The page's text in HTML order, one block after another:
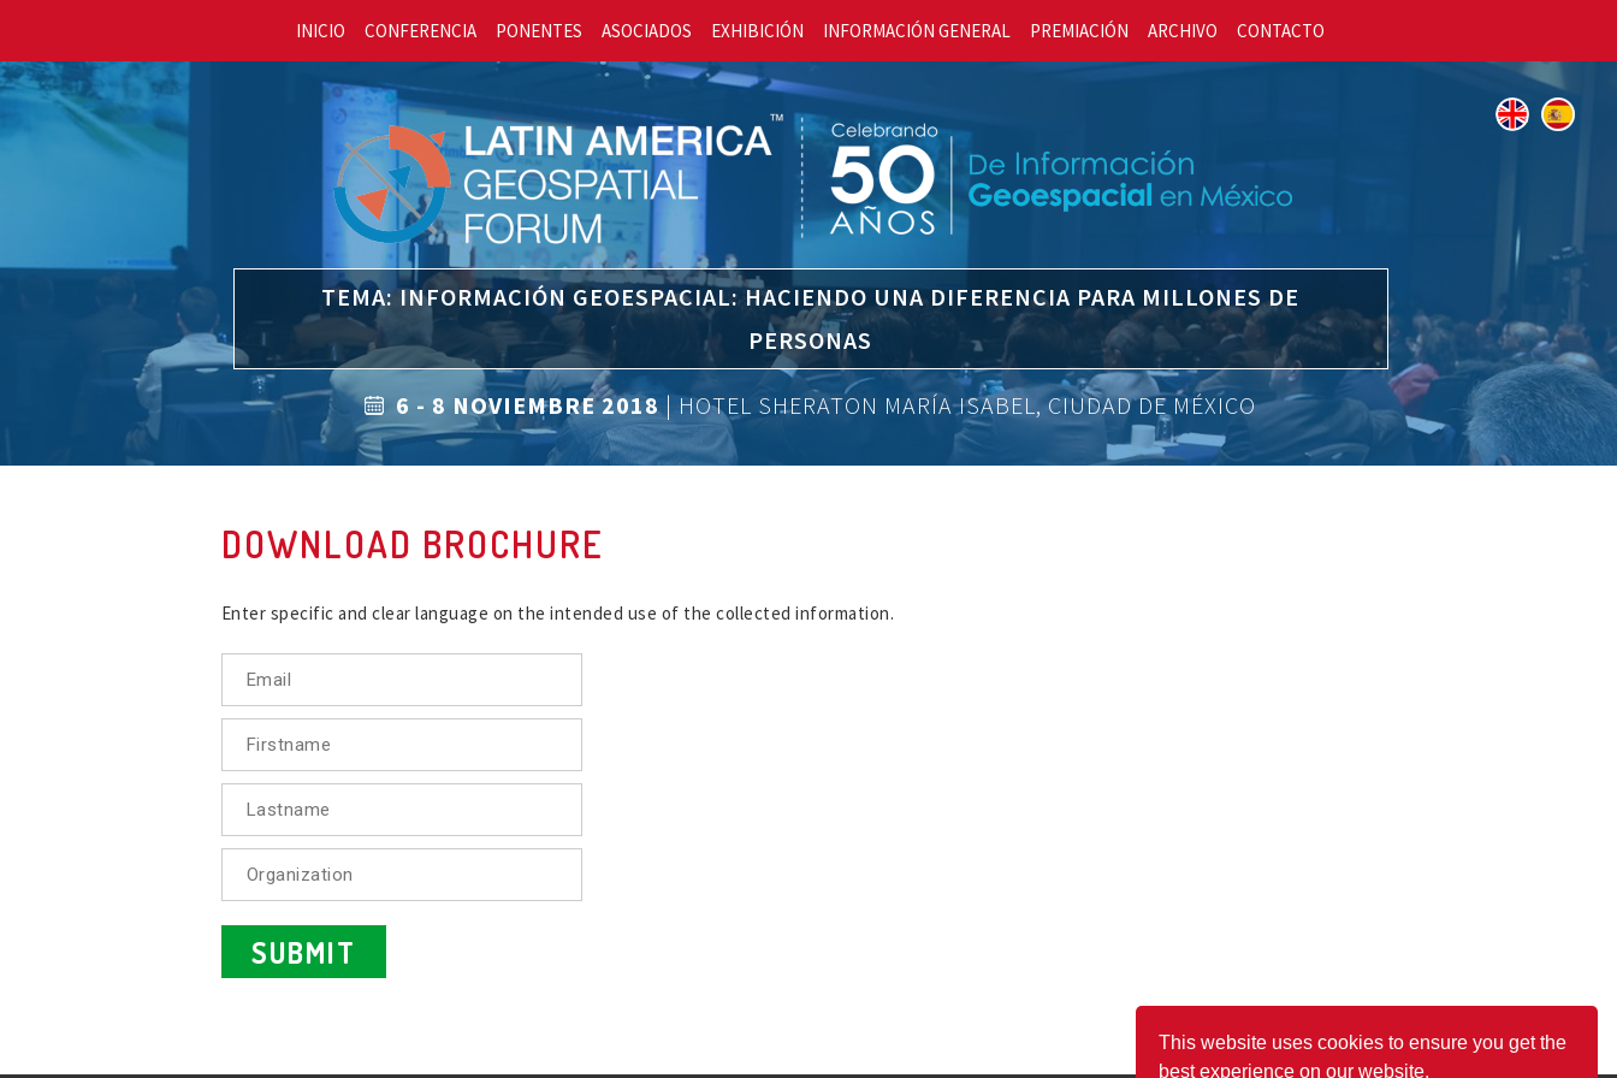
This website uses cookies to ensure you get the
best experience on our website.
INICIO CONFERENCIA PONENTES ASOCIADOS EXHIBICIÓN INFORMACIÓN GENERAL PREMIACIÓN ARCHIVO CONTACTO
TEMA: INFORMACIÓN GEOESPACIAL: HACIENDO UNA DIFERENCIA PARA MILLONES DE
PERSONAS
6 - 8 NOVIEMBRE 2018| HOTEL SHERATON MARÍA ISABEL, CIUDAD DE MÉXICO
DOWNLOAD BROCHURE
Enter specific and clear language on the intended use of the collected information.